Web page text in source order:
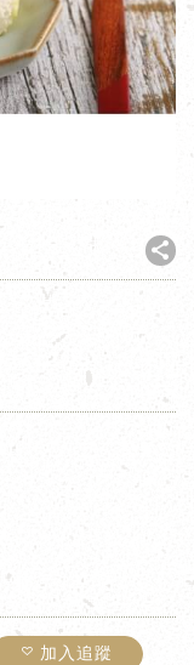
加入追蹤